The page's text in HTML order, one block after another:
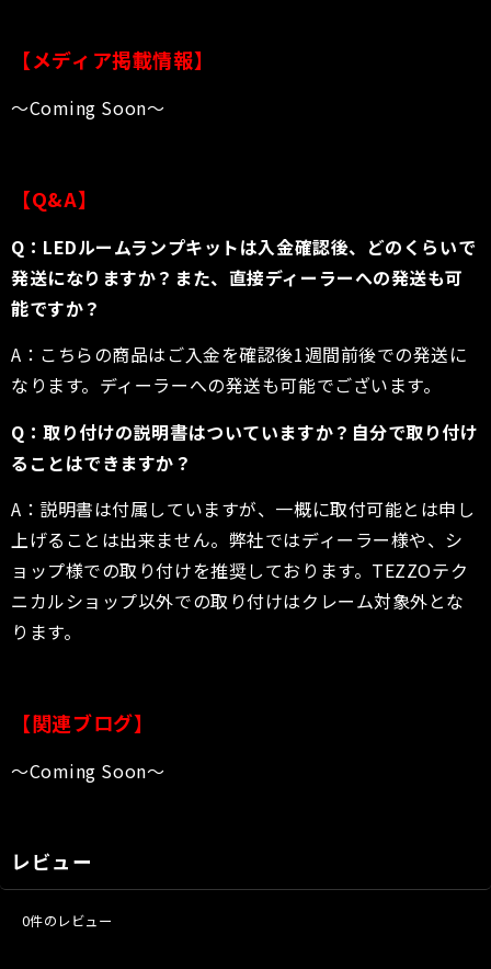
【メディア掲載情報】
〜Coming Soon〜
【Q&A】
Q：LEDルームランプキットは入金確認後、どのくらいで
発送になりますか？また、直接ディーラーへの発送も可
能ですか？
A：こちらの商品はご入金を確認後1週間前後での発送に
なります。ディーラーへの発送も可能でございます。
Q：取り付けの説明書はついていますか？自分で取り付け
ることはできますか？
A：説明書は付属していますが、一概に取付可能とは申し
上げることは出来ません。弊社ではディーラー様や、シ
ョップ様での取り付けを推奨しております。TEZZOテク
ニカルショップ以外での取り付けはクレーム対象外とな
ります。
【関連ブログ】
〜Coming Soon〜
レビュー
0件のレビュー